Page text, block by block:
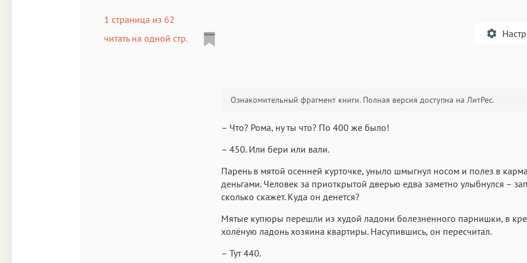
1 страница из 62
читать на одной стр.
Roboto
Аа
Garamond Fira Sans
Ознакомительный фрагмент книги. Полная версия доступна на ЛитРес.
– Что? Рома, ну ты что? По 400 же было!
– 450. Или бери или вали.
Парень в мятой осенней курточке, уныло шмыгнул носом и полез в
деньгами. Человек за приоткрытой дверью едва заметно улыбнулся –
сколько скажет. Куда он денется?
Мятые купюры перешли из худой ладони болезненного парнишки, в
холёную ладонь хозяина квартиры. Насупившись, он пересчитал.
– Тут 440.